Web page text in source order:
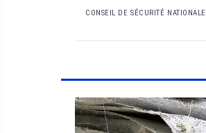
CONSEIL DE SÉCURITÉ NATIONALE